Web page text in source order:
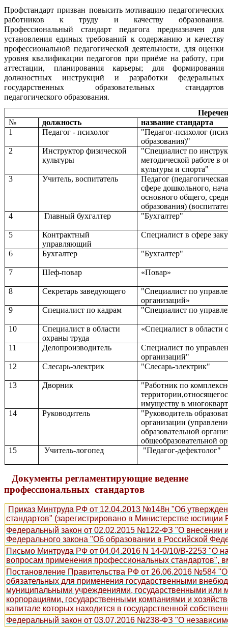
Профстандарт призван повысить мотивацию педагогических
работников к труду и качеству образования.
Профессиональный стандарт педагога предназначен для
установления единых требований к содержанию и качеству
профессиональной педагогической деятельности, для оценки
уровня квалификации педагогов при приёме на работу, при
аттестации, планирования карьеры; для формирования
должностных инструкций и разработки федеральных
государственных образовательных стандартов
педагогического образования.
№
должность
название стандарта
1
Педагог - психолог
"Педагог-психолог
образования)"
2
Инструктор физической
культуры
"Специалист по
методической работе в
культуры и спорта"
3
Учитель, воспитатель
Педагог
сфере дошкольного,
основного общего,
образования)
4
Главный бухгалтер "Бухгалтер"
5
Контрактный
управляющий
Специалист в сфере
6 Бухгалтер "Бухгалтер"
7 Шеф-повар «Повар»
8 Секретарь заведующего
"Специалист по
организаций»
9
Специалист по кадрам "Специалист по
10
Специалист в области
охраны труда
«Специалист в области
11 Делопроизводитель
Специалист по
организаций"
12
Слесарь-электрик "Слесарь-электрик"
13 Дворник
"Работник по
имуществу в
14
Руководитель
"Руководитель
организации
образовательной
общеобразовательной
15
Учитель-логопед "Педагог-дефектолог"
Документы регламентирующие ведение
профессиональных стандартов
Приказ Минтруда РФ от 12.04.2013 №148н "Об
стандартов" (зарегистрировано в Министерстве
Федеральный закон от 02.02.2015 №122-ФЗ "О внесении
Федерального закона "Об образовании в Российской
Письмо Минтруда РФ от 04.04.2016 N 14-0/10/В-2253 "О
вопросам применения профессиональных стандартов",
Постановление Правительства РФ от 26.06.2016 №584
обязательных для применения государственными
муниципальными учреждениями, государственными или
корпорациями, государственными компаниями и
капитале которых находится в государственной
Федеральный закон от 03.07.2016 №238-ФЗ "О